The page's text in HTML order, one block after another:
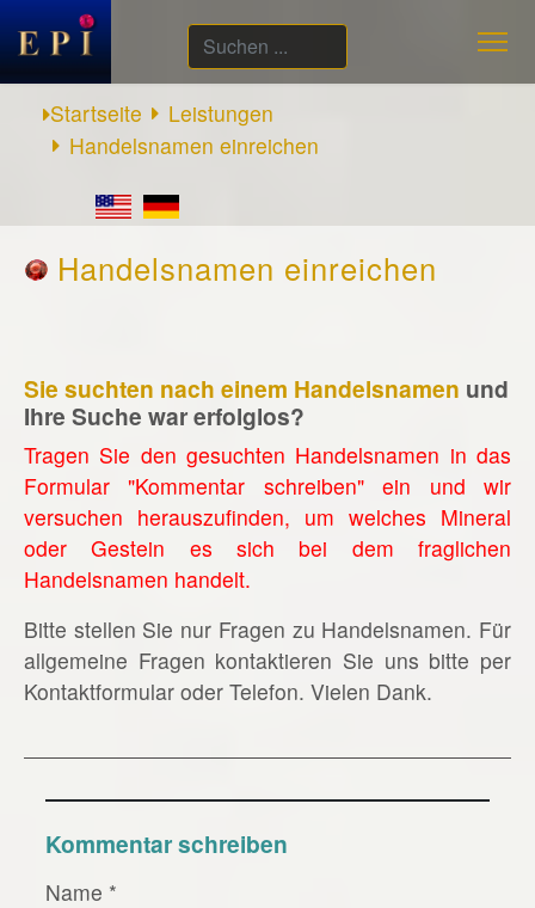
Suchen
...
Startseite
Leistungen
Handelsnamen einreichen
Handelsnamen einreichen
Sie suchten nach einem Handelsnamen und
Ihre Suche war erfolglos?
Tragen Sie den gesuchten Handelsnamen in das
Formular "Kommentar schreiben" ein und wir
versuchen herauszufinden, um welches Mineral
oder Gestein es sich bei dem fraglichen
Handelsnamen handelt.
Bitte stellen Sie nur Fragen zu Handelsnamen. Für
allgemeine Fragen kontaktieren Sie uns bitte per
Kontaktformular oder Telefon. Vielen Dank.
Kommentar schreiben
Name *